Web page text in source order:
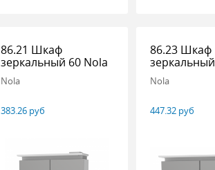
86.21 Шкаф
зеркальный 60 Nola
Nola
383.26 руб
86.23 Шкаф
Nola
447.32 руб